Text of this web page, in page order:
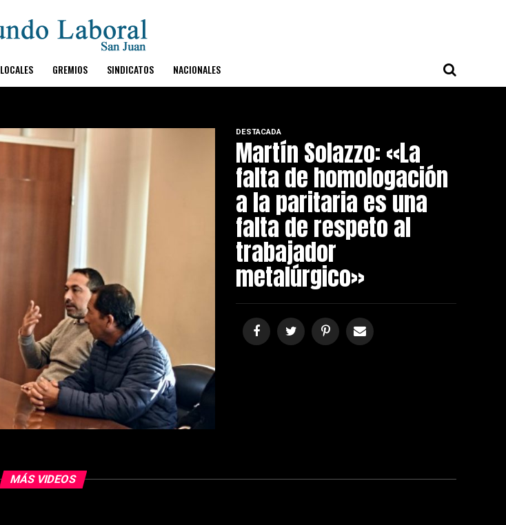
LOCALES GREMIOS SINDICATOS NACIONALES
DESTACADA
Martín Solazzo: «La
falta de homologación
a la paritaria es una
falta de respeto al
trabajador
metalúrgico»
MÁS VIDEOS